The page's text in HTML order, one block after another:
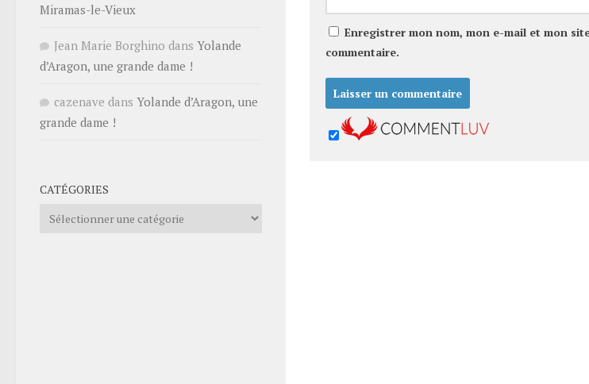
Enregistrer mon nom, mon e-mail et mon
commentaire.
Miramas-le-Vieux
Jean Marie Borghino dans Yolande
d’Aragon, une grande dame !
cazenave dans Yolande d’Aragon, une
grande dame !
CATÉGORIES
Catégories